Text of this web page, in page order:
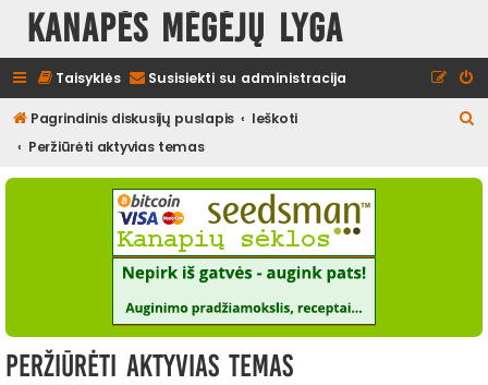
Kanapės mėgėjų lyga
Taisyklės Susisiekti su administracija
Pagrindinis diskusijų puslapis
Ieškoti
Peržiūrėti aktyvias temas
š
Peržiūrėti aktyvias temas